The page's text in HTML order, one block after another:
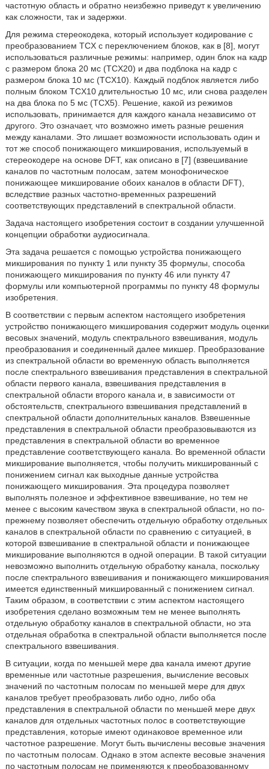
частотную область и обратно неизбежно приведут к увеличению
как сложности, так и задержки.
Для режима стереокодека, который использует кодирование с
преобразованием TCX с переключением блоков, как в [8], могут
использоваться различные режимы: например, один блок на кадр
с размером блока 20 мс (TCX20) и два подблока на кадр с
размером блока 10 мс (TCX10). Каждый подблок является либо
полным блоком TCX10 длительностью 10 мс, или снова разделен
на два блока по 5 мс (TCX5). Решение, какой из режимов
использовать, принимается для каждого канала независимо от
другого. Это означает, что возможно иметь разные решения
между каналами. Это лишает возможности использовать один и
тот же способ понижающего микширования, используемый в
стереокодере на основе DFT, как описано в [7] (взвешивание
каналов по частотным полосам, затем монофоническое
понижающее микширование обоих каналов в области DFT),
вследствие разных частотно-временных разрешений
соответствующих представлений в спектральной области.
Задача настоящего изобретения состоит в создании улучшенной
концепции обработки аудиосигнала.
Эта задача решается с помощью устройства понижающего
микширования по пункту 1 или пункту 35 формулы, способа
понижающего микширования по пункту 46 или пункту 47
формулы или компьютерной программы по пункту 48 формулы
изобретения.
В соответствии с первым аспектом настоящего изобретения
устройство понижающего микширования содержит модуль оценки
весовых значений, модуль спектрального взвешивания, модуль
преобразования и соединенный далее микшер. Преобразование
из спектральной области во временную область выполняется
после спектрального взвешивания представления в спектральной
области первого канала, взвешивания представления в
спектральной области второго канала и, в зависимости от
обстоятельств, спектрального взвешивания представлений в
спектральной области дополнительных каналов. Взвешенные
представления в спектральной области преобразовываются из
представления в спектральной области во временное
представление соответствующего канала. Во временной области
микширование выполняется, чтобы получить микшированный с
понижением сигнал как выходные данные устройства
понижающего микширования. Эта процедура позволяет
выполнять полезное и эффективное взвешивание, но тем не
менее с высоким качеством звука в спектральной области, но по-
прежнему позволяет обеспечить отдельную обработку отдельных
каналов в спектральной области по сравнению с ситуацией, в
которой взвешивание в спектральной области и понижающее
микширование выполняются в одной операции. В такой ситуации
невозможно выполнить отдельную обработку канала, поскольку
после спектрального взвешивания и понижающего микширования
имеется единственный микшированный с понижением сигнал.
Таким образом, в соответствии с этим аспектом настоящего
изобретения сделано возможным тем не менее выполнять
отдельную обработку каналов в спектральной области, но эта
отдельная обработка в спектральной области выполняется после
спектрального взвешивания.
В ситуации, когда по меньшей мере два канала имеют другие
временные или частотные разрешения, вычисление весовых
значений по частотным полосам по меньшей мере для двух
каналов требует преобразовать либо одно, либо оба
представления в спектральной области по меньшей мере двух
каналов для отдельных частотных полос в соответствующие
представления, которые имеют одинаковое временное или
частотное разрешение. Могут быть вычислены весовые значения
по частотным полосам. Однако в этом аспекте весовые значения
по частотным полосам не применяются к преобразованному